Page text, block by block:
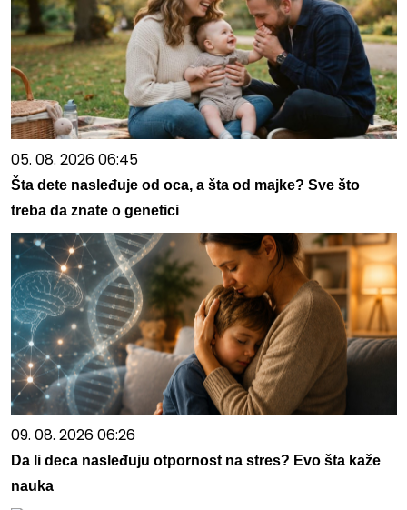
05. 08. 2026 06:45
Šta dete nasleđuje od oca, a šta od majke? Sve što
treba da znate o genetici
09. 08. 2026 06:26
Da li deca nasleđuju otpornost na stres? Evo šta kaže
nauka